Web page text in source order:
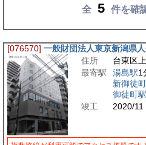
全 5 件を確
[076570] 一般財団法人東京新潟県
住所
台東区
最寄駅
湯島駅1
新御徒
御徒町駅
竣工
2020/11